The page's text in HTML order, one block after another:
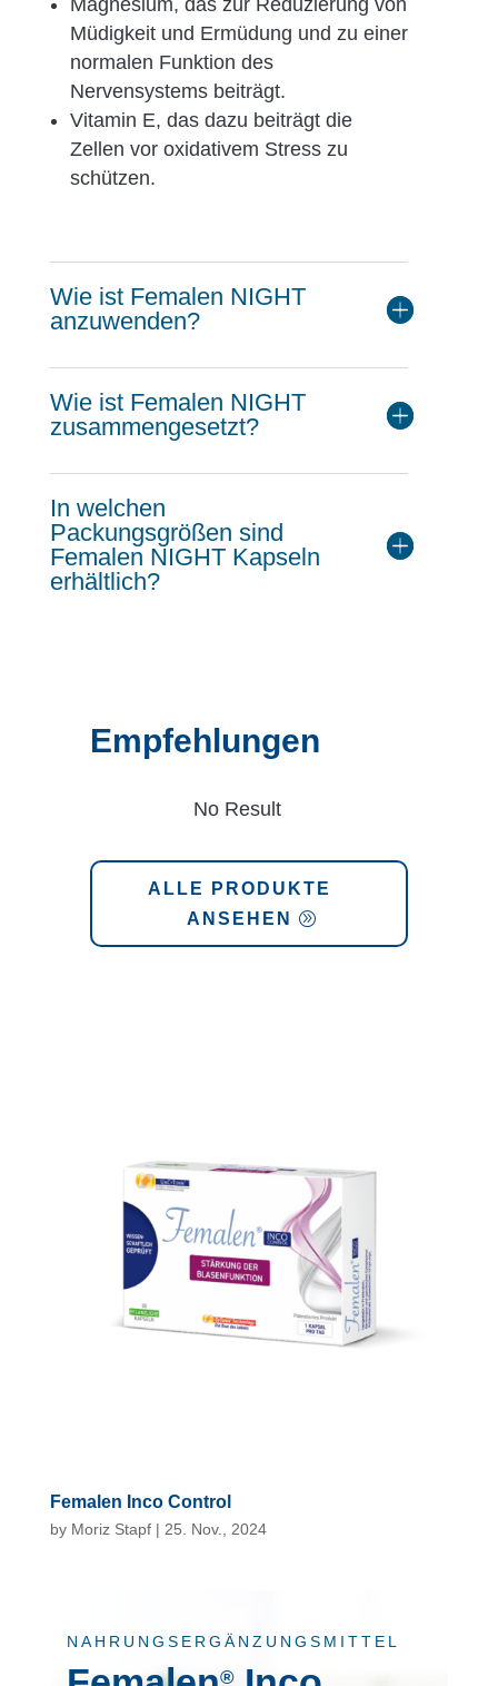
Magnesium, das zur Reduzierung von
Müdigkeit und Ermüdung und zu einer
normalen Funktion des
Nervensystems beiträgt.
Vitamin E, das dazu beiträgt die
Zellen vor oxidativem Stress zu
schützen.
Wie ist Femalen NIGHT
anzuwenden?
Wie ist Femalen NIGHT
zusammengesetzt?
In welchen
Packungsgrößen sind
Femalen NIGHT Kapseln
erhältlich?
Empfehlungen
No Result
ALLE PRODUKTE
ANSEHEN
Femalen Inco Control
by Moriz Stapf| 25. Nov., 2024
NAHRUNGSERGÄNZUNGSMITTEL
®